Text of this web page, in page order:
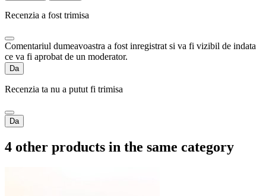
Recenzia a fost trimisa
Comentariul dumeavoastra a fost inregistrat si va fi vizibil de indata
ce va fi aprobat de un moderator.
Da
Recenzia ta nu a putut fi trimisa
Da
4 other products in the same category